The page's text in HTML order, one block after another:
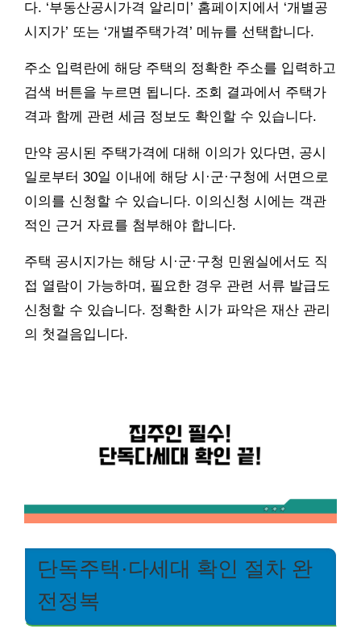
다. ‘부동산공시가격 알리미’ 홈페이지에서 ‘개별공
시지가’ 또는 ‘개별주택가격’ 메뉴를 선택합니다.
주소 입력란에 해당 주택의 정확한 주소를 입력하고
검색 버튼을 누르면 됩니다. 조회 결과에서 주택가
격과 함께 관련 세금 정보도 확인할 수 있습니다.
만약 공시된 주택가격에 대해 이의가 있다면, 공시
일로부터 30일 이내에 해당 시·군·구청에 서면으로
이의를 신청할 수 있습니다. 이의신청 시에는 객관
적인 근거 자료를 첨부해야 합니다.
주택 공시지가는 해당 시·군·구청 민원실에서도 직
접 열람이 가능하며, 필요한 경우 관련 서류 발급도
신청할 수 있습니다. 정확한 시가 파악은 재산 관리
의 첫걸음입니다.
단독주택·다세대 확인 절차 완
전정복